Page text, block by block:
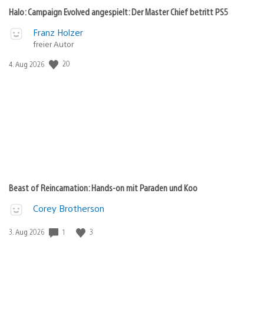
Halo: Campaign Evolved angespielt: Der Master Chief betritt PS5
Franz Holzer
freier Autor
Veröffentlichungsdatum:
4. Aug 2026 20
Beast of Reincarnation: Hands-on mit Paraden und Koo
Corey Brotherson
Veröffentlichungsdatum:
3. Aug 2026 1 3